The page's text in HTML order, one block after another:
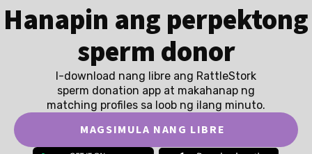
Hanapin ang perpektong
sperm donor
I-download nang libre ang RattleStork
sperm donation app at makahanap ng
matching profiles sa loob ng ilang minuto.
MAGSIMULA NANG LIBRE